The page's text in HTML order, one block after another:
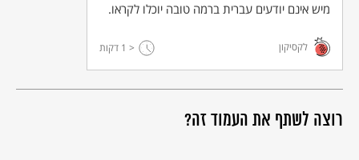
רוצה לשתף את העמוד זה?
מיש אינם יודעים עברית ברמה טובה יוכלו לקראו.
לקסיקון < 1 דקות